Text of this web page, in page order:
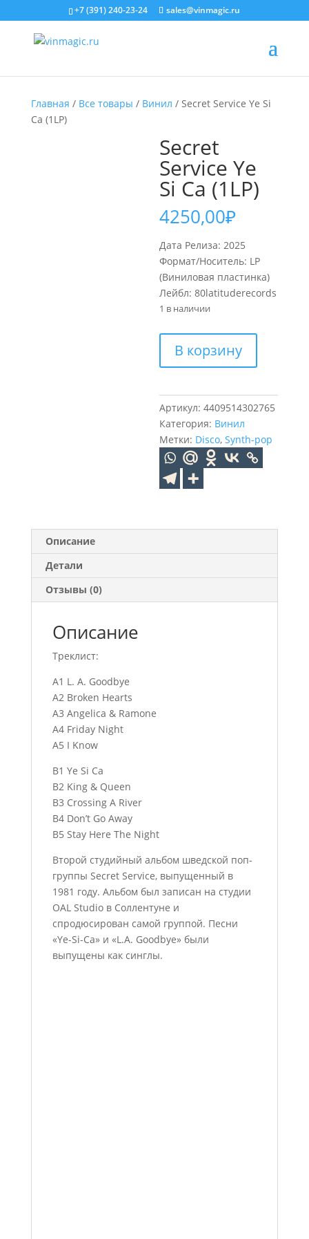
+7 (391) 240-23-24 sales@vinmagic.ru
Главная / Все товары / Винил / Secret Service Ye Si
Ca (1LP)
Secret
Service Ye
Si Ca (1LP)
4250,00₽
Дата Релиза: 2025
Формат/Носитель: LP
(Виниловая пластинка)
Лейбл: 80latituderecords
1 в наличии
товара
Secret
Ye
Si
Ca
(1LP)
В корзину
Артикул:4409514302765
Категория: Винил
Метки: Disco,Synth-pop
Описание
Детали
Отзывы (0)
Описание
Треклист:
A1 L. A. Goodbye
A2 Broken Hearts
A3 Angelica & Ramone
A4 Friday Night
A5 I Know
B1 Ye Si Ca
B2 King & Queen
B3 Crossing A River
B4 Don’t Go Away
B5 Stay Here The Night
Второй студийный альбом шведской поп-
группы Secret Service, выпущенный в
1981 году. Альбом был записан на студии
OAL Studio в Соллентуне и
спродюсирован самой группой. Песни
«Ye-Si-Ca» и «L.A. Goodbye» были
выпущены как синглы.